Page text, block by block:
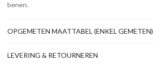
benen.
OPGEMETEN MAATTABEL (ENKEL GEMETEN)
LEVERING & RETOURNEREN